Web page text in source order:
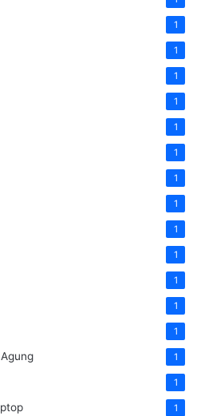
1
1
1
1
1
1
1
1
1
1
1
1
1
1
1
1